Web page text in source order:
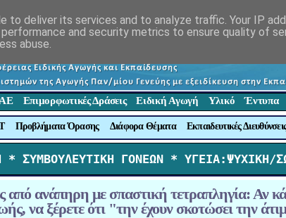
Επιμορφωτικές Δράσεις Ειδική Αγωγή Υλικό Έντυπα
Προβλήματα Όρασης Διάφορα Θέματα Εκπαιδευτικές
* ΣΥΜΒΟΥΛΕΥΤΙΚΗ ΓΟΝΕΩΝ * ΥΓΕΙΑ:ΨΥΧΙΚΗ/
ανάπηρη με σπαστική τετραπληγία: Αν
να ξέρετε ότι "την έχουν σκοτώσει την
to deliver its services and to analyze traffic. Your IP
and security metrics to ensure quality of
abuse.